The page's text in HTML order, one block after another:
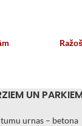
UN
urnas – betona